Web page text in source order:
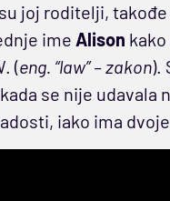
joj roditelji,
ime Alison
(eng. “law” – zakon).
se nije udavala
iako ima